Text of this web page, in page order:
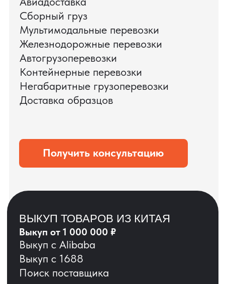
ДО ОПЛАТЫ?
ОСТАВЬТЕ ЗАЯВКУ
Мы вернёмся с расчётом и фото после
технической проверки
+7